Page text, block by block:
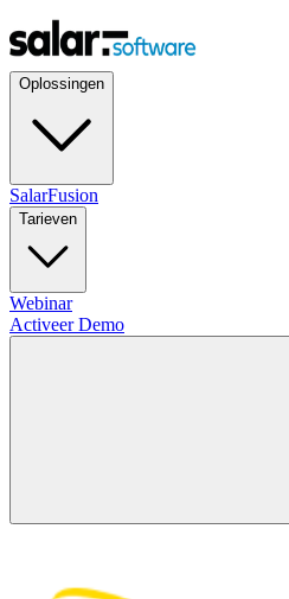
Oplossingen
SalarFusion
Tarieven
Webinar
Activeer Demo